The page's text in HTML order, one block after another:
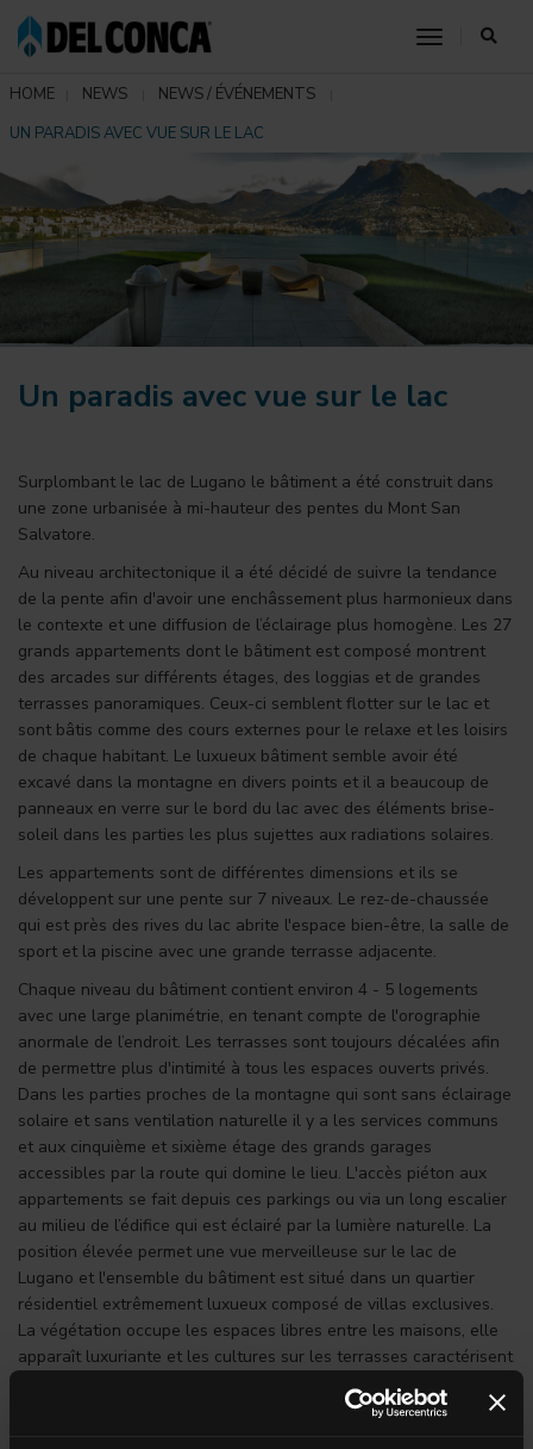
toggle
HOME NEWS
NEWS / ÉVÉNEMENTS
UN PARADIS AVEC VUE SUR LE LAC
Un paradis avec vue sur le lac
Surplombant le lac de Lugano le bâtiment a été construit dans
une zone urbanisée à mi-hauteur des pentes du Mont San
Salvatore.
Au niveau architectonique il a été décidé de suivre la tendance
de la pente afin d'avoir une enchâssement plus harmonieux dans
le contexte et une diffusion de l’éclairage plus homogène. Les 27
grands appartements dont le bâtiment est composé montrent
des arcades sur différents étages, des loggias et de grandes
terrasses panoramiques. Ceux-ci semblent flotter sur le lac et
sont bâtis comme des cours externes pour le relaxe et les loisirs
de chaque habitant. Le luxueux bâtiment semble avoir été
excavé dans la montagne en divers points et il a beaucoup de
panneaux en verre sur le bord du lac avec des éléments brise-
soleil dans les parties les plus sujettes aux radiations solaires.
Les appartements sont de différentes dimensions et ils se
développent sur une pente sur 7 niveaux. Le rez-de-chaussée
qui est près des rives du lac abrite l'espace bien-être, la salle de
sport et la piscine avec une grande terrasse adjacente.
Chaque niveau du bâtiment contient environ 4 - 5 logements
avec une large planimétrie, en tenant compte de l'orographie
anormale de l’endroit. Les terrasses sont toujours décalées afin
de permettre plus d'intimité à tous les espaces ouverts privés.
Dans les parties proches de la montagne qui sont sans éclairage
solaire et sans ventilation naturelle il y a les services communs
et aux cinquième et sixième étage des grands garages
accessibles par la route qui domine le lieu. L'accès piéton aux
appartements se fait depuis ces parkings ou via un long escalier
au milieu de l’édifice qui est éclairé par la lumière naturelle. La
position élevée permet une vue merveilleuse sur le lac de
Lugano et l'ensemble du bâtiment est situé dans un quartier
résidentiel extrêmement luxueux composé de villas exclusives.
La végétation occupe les espaces libres entre les maisons, elle
apparaît luxuriante et les cultures sur les terrasses caractérisent
la conformation du lieu aux pentes accentuées. Ces étages
deviennent également une source d'inspiration pour